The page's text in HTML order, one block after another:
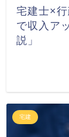
宅建士×
で収入ア
説」
宅建